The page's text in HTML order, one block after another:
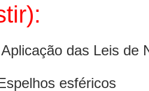
das Leis de
esféricos